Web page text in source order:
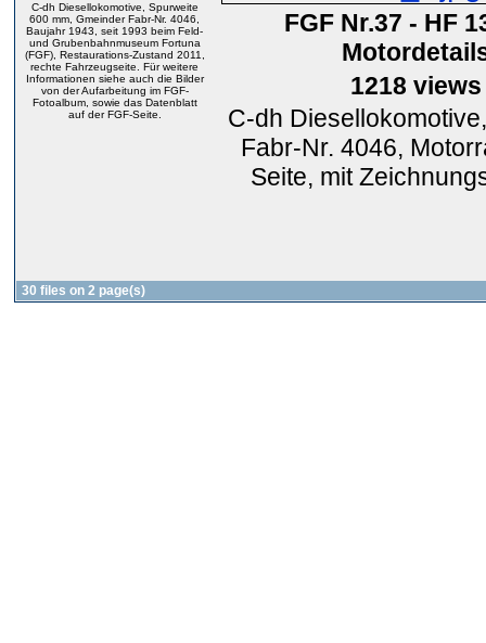
C-dh Diesellokomotive, Spurweite
600 mm, Gmeinder Fabr-Nr. 4046,
Baujahr 1943, seit 1993 beim Feld-
und Grubenbahnmuseum Fortuna
(FGF), Restaurations-Zustand 2011,
rechte Fahrzeugseite. Für weitere
Informationen siehe auch die Bilder
von der Aufarbeitung im FGF-
Fotoalbum, sowie das Datenblatt
auf der FGF-Seite.
FGF Nr.37 - HF
1218 views
C-dh
Fabr-Nr. 4046,
Seite, mit
30 files on 2 page(s)